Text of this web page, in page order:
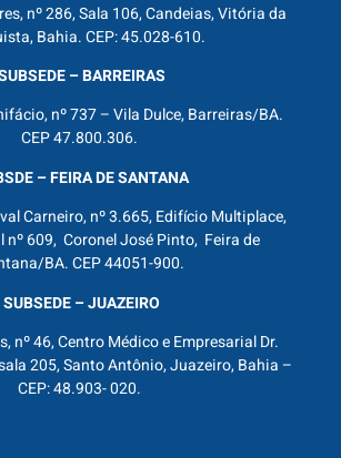
nº 286, Sala 106, Candeias, Vitória da
Bahia. CEP: 45.028-610.
– BARREIRAS
nº 737 – Vila Dulce, Barreiras/BA.
CEP 47.800.306.
– FEIRA DE SANTANA
Carneiro, nº 3.665, Edifício Multiplace,
nº 609, Coronel José Pinto, Feira de
BA. CEP 44051-900.
SUBSEDE – JUAZEIRO
nº 46, Centro Médico e Empresarial Dr.
205, Santo Antônio, Juazeiro, Bahia –
CEP: 48.903- 020.